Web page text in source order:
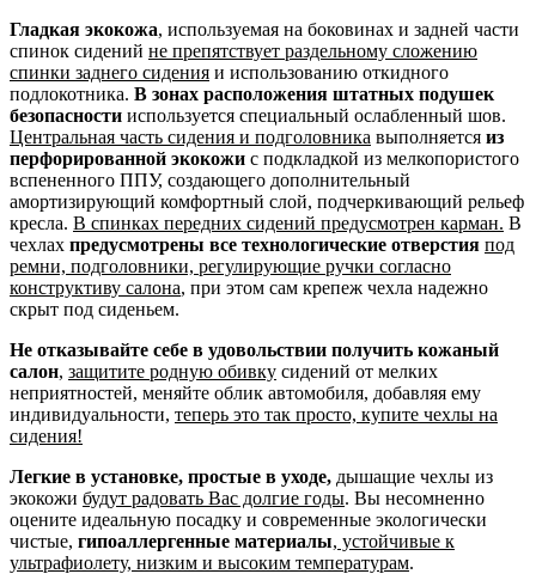
Гладкая экокожа, используемая на боковинах и задней части
спинок сидений не препятствует раздельному сложению
спинки заднего сидения и использованию откидного
подлокотника. В зонах расположения штатных подушек
безопасности используется специальный ослабленный шов.
Центральная часть сидения и подголовника выполняется из
перфорированной экокожи с подкладкой из мелкопористого
вспененного ППУ, создающего дополнительный
амортизирующий комфортный слой, подчеркивающий рельеф
кресла. В спинках передних сидений предусмотрен карман. В
чехлах предусмотрены все технологические отверстия под
ремни, подголовники, регулирующие ручки согласно
конструктиву салона, при этом сам крепеж чехла надежно
скрыт под сиденьем.
Не отказывайте себе в удовольствии получить кожаный
салон, защитите родную обивку сидений от мелких
неприятностей, меняйте облик автомобиля, добавляя ему
индивидуальности, теперь это так просто, купите чехлы на
сидения!
Легкие в установке, простые в уходе, дышащие чехлы из
экокожи будут радовать Вас долгие годы. Вы несомненно
оцените идеальную посадку и современные экологически
чистые, гипоаллергенные материалы, устойчивые к
ультрафиолету, низким и высоким температурам.